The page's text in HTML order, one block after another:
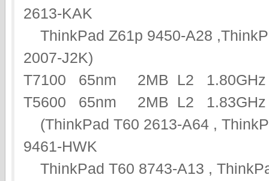
2613-KAK
ThinkPad Z61p 9450-A28
2007-J2K)
T7100 65nm 2MB L2
T5600 65nm 2MB L2 1.83GHz
(ThinkPad T60 2613-A64 ,
9461-HWK
ThinkPad T60 8743-A13 ,